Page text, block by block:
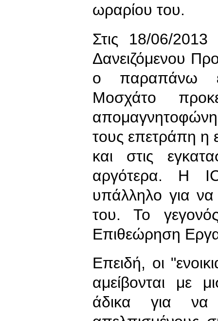
ωραρίου του.
Στις 18/06/
Δανειζόμενου
ο παραπάνω
Μοσχάτο
τους επετράπη η
και στις
αργότερα. Η
υπάλληλο για
του. Το
Επιθεώρηση
Επειδή, οι
αμείβονται με
άδικα για να